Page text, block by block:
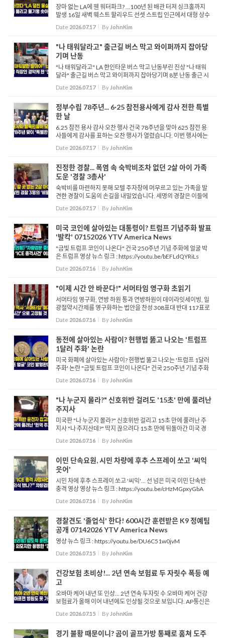
장마 없는 LA에 웬 워터파크? ...100년 된 배관 터져 싱크홀까지
발생 16일 새벽 웨스트 할리우드 선셋 스트립 인근에서 대형 상수
도관이 파열돼 광범위한 침수와 싱크홀 피해가 발생했습니다. 엄
청난 양의 물살이 산타모니카 대로 방향으로 쏟아져 내리며 길...
Date 2026.07.17 By JohnKim
"나 태워달라고" 출근길 버스 막고 와이퍼까지 잡아당
기며 난동
"나 태워달라고" LA 한인타운 버스 막고 난동부린 진상 "나 태워
달라" 출근길 버스 막고 와이퍼까지 잡아당기며 8분 난동 출근 시
간에 맞춰 직장에 도착하는 것만으로도 통근자들은 충분히 힘든
시간을 보내는 가운데, 한 남성이 한인타운에서 메트로 버스를 ...
Date 2026.07.17 By JohnKim
정부수립 78주년... 6·25 참전용사에게 감사 전한 특별
한 날
6.25 참전 용사 감사 오찬 행사 건국 78주년을 맞아 625 참전 용
사들에게 감사를 표하는 오찬 행사가 열렸습니다. 이번 행사에는
국제 정치학으로 주목받고 있는 이춘근 박사를 초청해 한국의 통
일문제에 대해 진단하고 앞으로의 미래에 대해 ...
Date 2026.07.17 By JohnKim
진정한 경찰... 폭염 속 숙박비조차 없던 2살 아이 가족
도운 '경찰 3총사'
숙박비를 마련하지 못해 모텔 주자창에 머무르고 있는 가족을 발
견한 경찰이 도움의 손길을 내밀었습니다. 세명의 경찰은 이들에
게 잘 수 있는 공간을 만들어주고 훈훈한 정을 나눴습니다. 박시몬
기자가 전합니다. 숙박비를 마련하지 못해 모텔 주차장에 머물...
Date 2026.07.17 By JohnKim
미국 코인에 살아있는 대통령이? 트럼프 기념주화 발표
'발칵' 07152026 YTV America News
"금빛 트럼프 코인이 나온다" 건국 250주년 기념 주화에 얼굴 박
은 트럼프 영상 뉴스 링크 : https://youtu.be/bEFLdQYRiLs
Date 2026.07.16 By JohnKim
"이제 시간 안 바꾼다!" 서머타임 영구화 초읽기
서머타임 영구화, 연방 하원 통과 연방하원이 데이라잇세이빙, 일
광절약시간제를 영구화하는 법안을 찬성 308표대 반대 117표로
통과시켰습니다 지난 5월 하원 에너지 통상의원회를 통과한 이 법
안은 일광절약시간제를 지금과 같은 시간으...
Date 2026.07.16 By JohnKim
동전에 살아있는 사람이? 현행법 뚫고 나오는 '트럼프
1달러 주화' 논란
미국 화폐에 살아있는 사람이? 현행법 뚫고 나오는 '트럼프 1달러
주화' 논란 "금빛 트럼프 코인이 나온다" 건국 250주년 기념 주화
에 얼굴 박은 트럼프 미 재무부가 미국 건국 250주년을 기념해 도
널드 트럼프 대통령의 얼굴이 새겨진 새로운 1달러 ...
Date 2026.07.16 By JohnKim
"나 누군지 몰라?" 신호위반 걸려도 '15초' 만에 풀려난
주지사
미국판 "나 누군지 몰라?" 신호위반 걸리고 15초 만에 풀려난 주
지사 "나 주지산데?" 딱지 끊으려다 15초 만에 뒤돌아간 미국 경
찰 지난 5월 15일, 신호위반으로 정차된 한 차량에 라스베가스 경
찰이 다가갑니다. 경찰관은 운전자에게 가볍게 인사한 후 상황
Date 2026.07.16 By JohnKim
이민 단속요원, 시민 차량에 후추 스프레이 쏘고 '씨익
웃어'
시민 차에 후추 스프레이 쏘고 '씨익'… 선 넘은 미국 이민 단속반
충격 영상 영상 뉴스 링크 : https://youtu.be/cHzMGpxyGbA
Date 2026.07.16 By JohnKim
경찰견도 '졸업식' 한다! 600시간 훈련받은 K9 정예팀
공개 07142026 YTV America News
영상 뉴스 링크 : https://youtu.be/DU6C51w0jvM
Date 2026.07.15 By JohnKim
건강보험 초비상!... 2년 연속 보험료 두 자릿수 폭등 예
고
오바마 케어 내년 또 인상… 2년 연속 두자릿 수 오바마 케어 건강
보험료가 올해 이어 내년에도 인상될 것으로 보입니다. AP통신은
비영리 의료정책 연구기관 KFF분석을 인용해 2027년 오바마케
어 보험료가 평균 14% 인상 될 ...
Date 2026.07.15 By JohnKim
경기 불황 때문이니? 곰이 골프가방 통째로 훔쳐 도주